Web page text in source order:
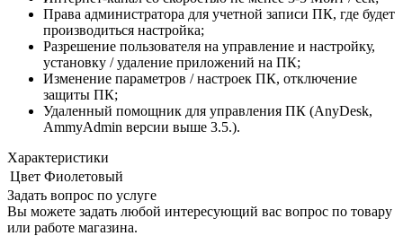
Права администратора для учетной записи ПК, где будет
производиться настройка;
Разрешение пользователя на управление и настройку,
установку / удаление приложений на ПК;
Изменение параметров / настроек ПК, отключение
защиты ПК;
Удаленный помощник для управления ПК (AnyDesk,
AmmyAdmin версии выше 3.5.).
Характеристики
Цвет Фиолетовый
Задать вопрос по услуге
Вы можете задать любой интересующий вас вопрос по товару
или работе магазина.